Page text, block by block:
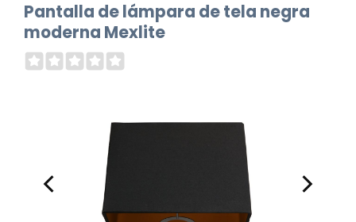
Pantalla de lámpara de tela negra
moderna Mexlite